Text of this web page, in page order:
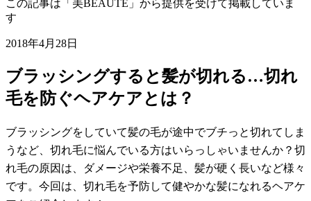
この記事は「美BEAUTÉ」から提供を受けて掲載していま
す
2018年4月28日
ブラッシングすると髪が切れる…切れ
毛を防ぐヘアケアとは？
ブラッシングをしていて髪の毛が途中でブチっと切れてしま
うなど、切れ毛に悩んでいる方はいらっしゃいませんか？切
れ毛の原因は、ダメージや栄養不足、髪が硬く長いなど様々
です。今回は、切れ毛を予防して健やかな髪になれるヘアケ